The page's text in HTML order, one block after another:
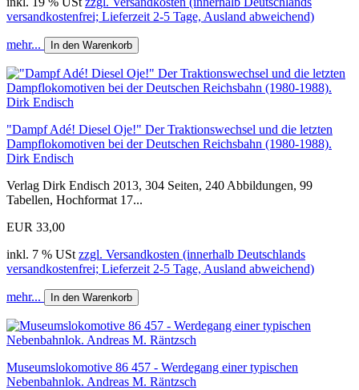
versandkostenfrei; Lieferzeit 2-5 Tage, Ausland abweichend)
mehr... In den Warenkorb
"Dampf Adé! Diesel Oje!" Der Traktionswechsel und die letzten
Dampflokomotiven bei der Deutschen Reichsbahn (1980-1988).
Dirk Endisch
Verlag Dirk Endisch 2013, 304 Seiten, 240 Abbildungen, 99
Tabellen, Hochformat 17...
EUR 33,00
inkl. 7 % USt zzgl. Versandkosten (innerhalb Deutschlands
versandkostenfrei; Lieferzeit 2-5 Tage, Ausland abweichend)
mehr... In den Warenkorb
Museumslokomotive 86 457 - Werdegang einer typischen
Nebenbahnlok. Andreas M. Räntzsch